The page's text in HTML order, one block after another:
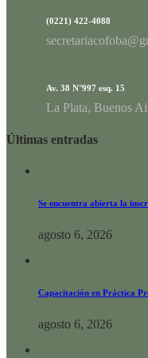
(0221) 422-4088
Av. 38 N°997 esq. 15
La Plata, Buenos
Últimas entradas
Se encuentra abierta la
agosto 6, 2026
Capacitación en Práctica
agosto 6, 2026